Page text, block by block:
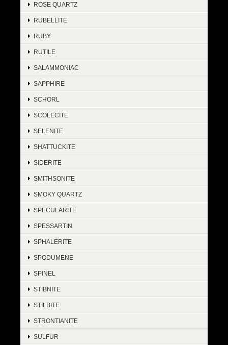
ROSE QUARTZ
RUBELLITE
RUBY
RUTILE
SALAMMONIAC
SAPPHIRE
SCHORL
SCOLECITE
SELENITE
SHATTUCKITE
SIDERITE
SMITHSONITE
SMOKY QUARTZ
SPECULARITE
SPESSARTIN
SPHALERITE
SPODUMENE
SPINEL
STIBNITE
STILBITE
STRONTIANITE
SULFUR